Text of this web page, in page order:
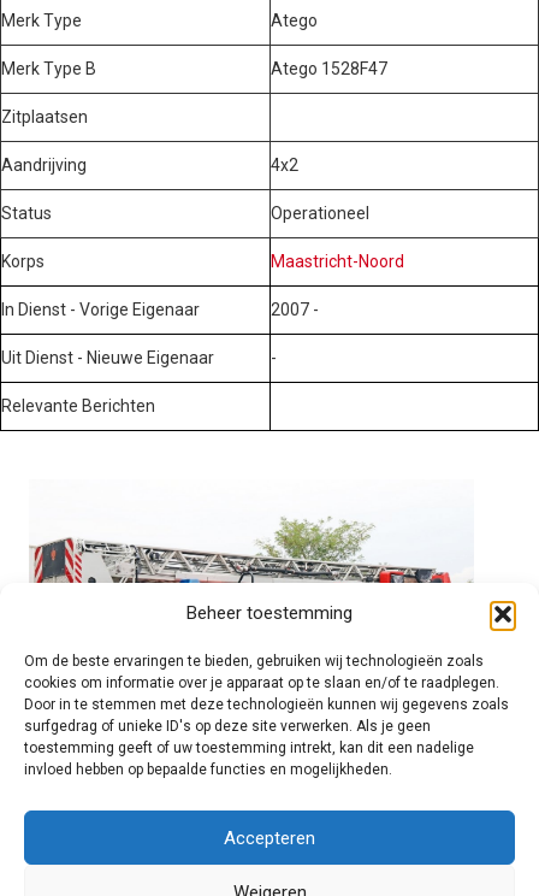
Beheer toestemming
Om de beste ervaringen te bieden, gebruiken wij technologieën zoals
cookies om informatie over je apparaat op te slaan en/of te raadplegen.
Door in te stemmen met deze technologieën kunnen wij gegevens zoals
surfgedrag of unieke ID's op deze site verwerken. Als je geen
toestemming geeft of uw toestemming intrekt, kan dit een nadelige
invloed hebben op bepaalde functies en mogelijkheden.
Accepteren
Merk Type Atego
Merk Type B Atego 1528F47
Zitplaatsen
Aandrijving 4x2
Status Operationeel
Korps Maastricht-Noord
In Dienst - Vorige Eigenaar 2007 -
Uit Dienst - Nieuwe Eigenaar -
Relevante Berichten